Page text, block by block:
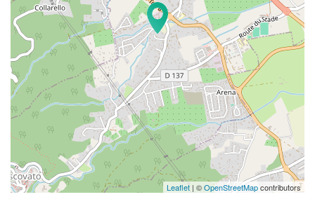
Leaflet | ©OpenStreetMapcontributors